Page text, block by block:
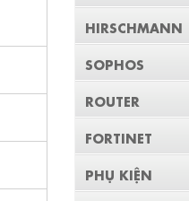
HIRSCHMANN
SOPHOS
ROUTER
FORTINET
PHỤ KIỆN